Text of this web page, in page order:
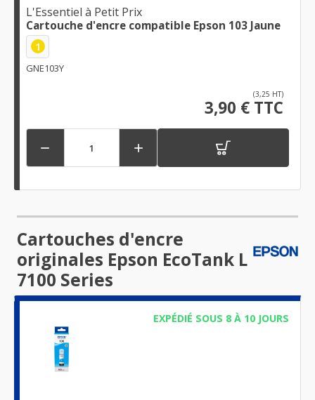
L'Essentiel à Petit Prix
Cartouche d'encre compatible Epson 103 Jaune
1
GNE103Y
(3,25 HT)
3,90 € TTC
 
Cartouches d'encre
originales Epson EcoTank L
7100 Series
EXPÉDIÉ SOUS 8 À 10 JOURS